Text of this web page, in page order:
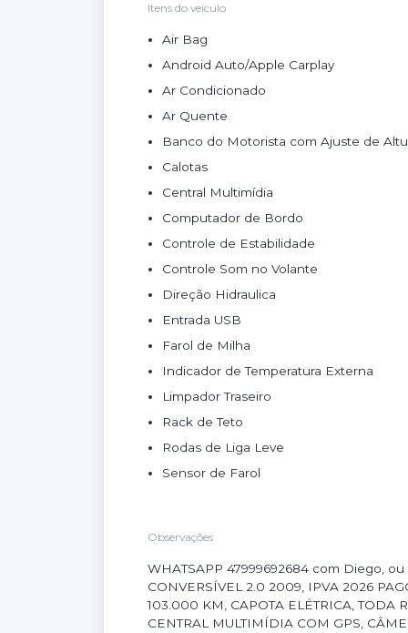
Itens do veículo
Air Bag
Android Auto/Apple Carplay
Ar Condicionado
Ar Quente
Banco do Motorista com Ajuste de
Calotas
Central Multimídia
Computador de Bordo
Controle de Estabilidade
Controle Som no Volante
Direção Hidraulica
Entrada USB
Farol de Milha
Indicador de Temperatura Externa
Limpador Traseiro
Rack de Teto
Rodas de Liga Leve
Sensor de Farol
Observações
WHATSAPP 47999692684 com Diego, ou
CONVERSÍVEL 2.0 2009, IPVA 2026
103.000 KM, CAPOTA ELÉTRICA, TODA
CENTRAL MULTIMÍDIA COM GPS,